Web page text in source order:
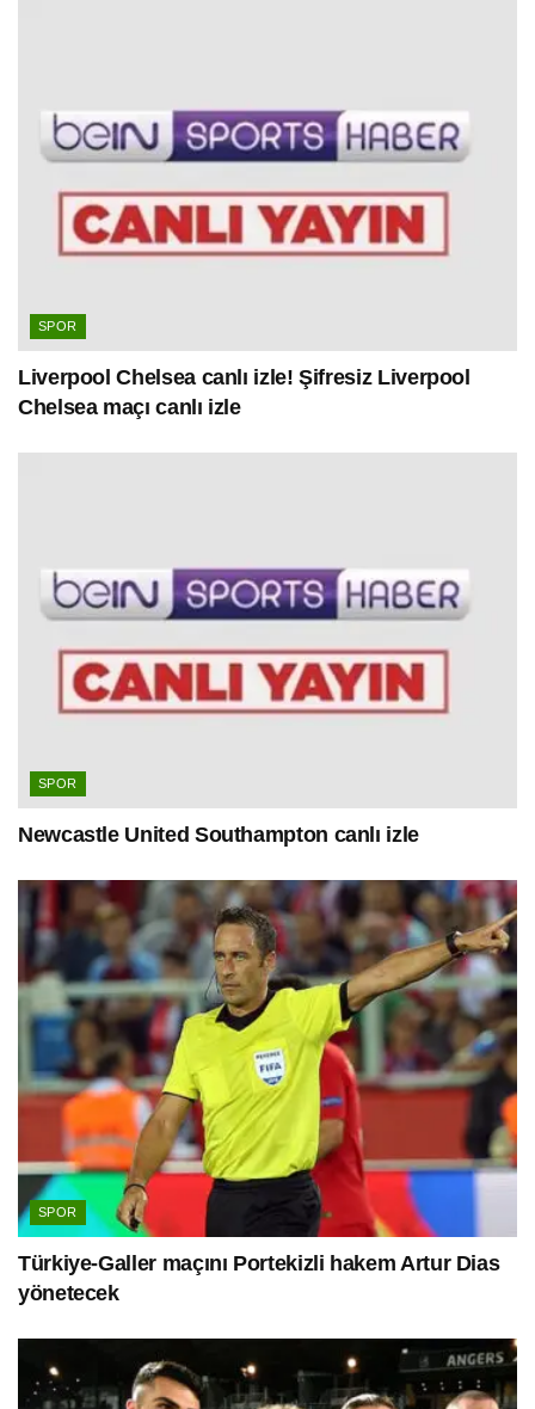
SPOR
Liverpool Chelsea canlı izle! Şifresiz Liverpool
Chelsea maçı canlı izle
SPOR
Newcastle United Southampton canlı izle
SPOR
Türkiye-Galler maçını Portekizli hakem Artur Dias
yönetecek